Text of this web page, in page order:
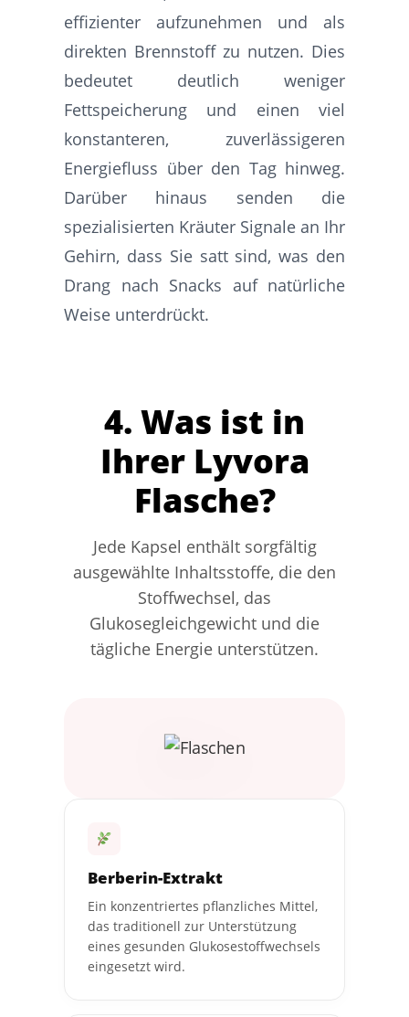
effizienter aufzunehmen und als
direkten Brennstoff zu nutzen. Dies
bedeutet deutlich weniger
Fettspeicherung und einen viel
konstanteren, zuverlässigeren
Energiefluss über den Tag hinweg.
Darüber hinaus senden die
spezialisierten Kräuter Signale an Ihr
Gehirn, dass Sie satt sind, was den
Drang nach Snacks auf natürliche
Weise unterdrückt.
4. Was ist in
Ihrer Lyvora
Flasche?
Jede Kapsel enthält sorgfältig
ausgewählte Inhaltsstoffe, die den
Stoffwechsel, das
Glukosegleichgewicht und die
tägliche Energie unterstützen.
Berberin-Extrakt
Ein konzentriertes pflanzliches Mittel,
das traditionell zur Unterstützung
eines gesunden Glukosestoffwechsels
eingesetzt wird.